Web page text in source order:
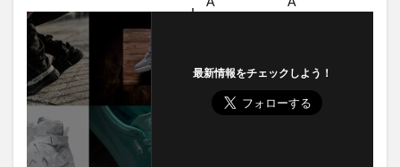
最新情報をチェックしよう！